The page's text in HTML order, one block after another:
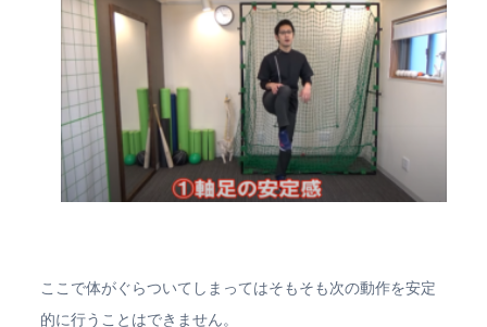
ここで体がぐらついてしまってはそもそも次の動作を安定
的に行うことはできません。